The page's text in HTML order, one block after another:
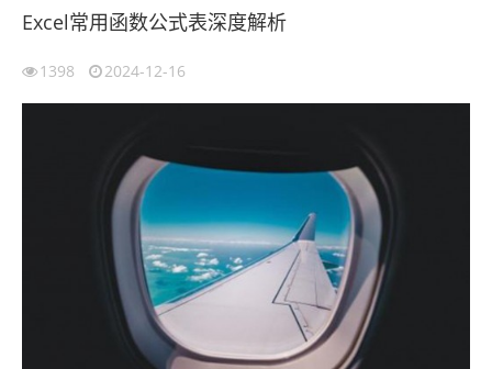
Excel常用函数公式表深度解析
1398 2024-12-16